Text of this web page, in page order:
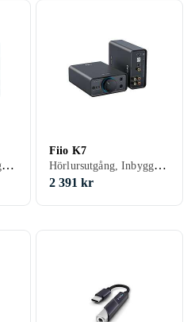
Hörlursutgång, Inbyggd D/A-omvandlare, USB-kontakt
Fiio K7
Hörlursutgång, Inbyggd D/A-omvandlare, USB-kontakt
2 391 kr